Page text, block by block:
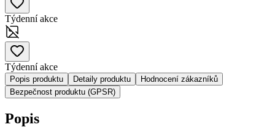
Týdenní akce
Týdenní akce
Popis produktu Detaily produktu
Hodnocení zákazníků
Bezpečnost produktu (GPSR)
Popis